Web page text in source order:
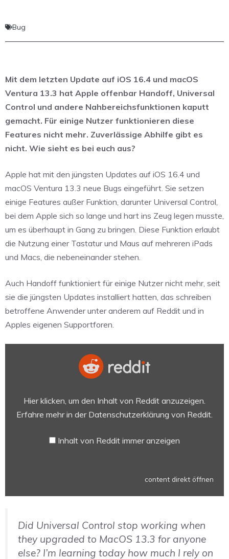
Bug
Mit dem letzten Update auf iOS 16.4 und macOS
Ventura 13.3 hat Apple offenbar Handoff, Universal
Control und andere Nahbereichsfunktionen kaputt
gemacht. Für einige Nutzer funktionieren diese
Features nicht mehr. Zuverlässige Abhilfe gibt es
nicht. Wie sieht es bei euch aus?
Apple hat mit den jüngsten Updates auf iOS 16.4 und
macOS Ventura 13.3 neue Bugs eingeführt. Sie setzen
einige Features außer Funktion, darunter Universal Control,
bei dem Apple sich so lange und hart ins Zeug legen musste,
um es überhaupt in Gang zu bringen. Diese Funktion erlaubt
die Nutzung einer Tastatur und Maus auf mehreren iPads
und Macs, die nebeneinander stehen.
Auch Handoff funktioniert für einige Nutzer nicht mehr, seit
sie die jüngsten Updates installiert hatten, das schreiben
betroffene Anwender unter anderem auf Reddit und in
Apples eigenen Supportforen.
Hier klicken, um den Inhalt von Reddit anzuzeigen.
Erfahre mehr in der Datenschutzerklärung von Reddit
Inhalt von Reddit immer anzeigen
content direkt öffnen
Did Universal Control stop working when
they upgraded to MacOS 13.3 for anyone
else? I’m learning today how much I rely on